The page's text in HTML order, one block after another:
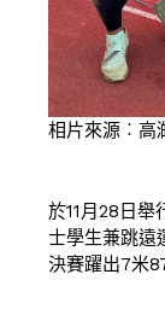
相片來源︰高
於11月28日
士學生兼跳遠
決賽躍出7米